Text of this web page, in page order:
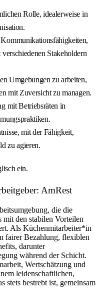
Rolle, idealerweise in
Stakeholdern
Umgebungen zu arbeiten,
mit Zuversicht zu managen.
mit Betriebsräten in
mit der Fähigkeit,
zu agieren.
ein.
AmRest
die die
mit den stabilen Vorteilen
Als Küchenmitarbeiter*in
fairer Bezahlung, flexiblen
darunter
während der Schicht.
Wertschätzung und
leidenschaftlichen,
stets bestrebt ist, gemeinsam